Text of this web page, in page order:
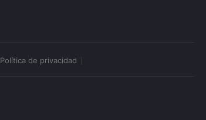
Política de privacidad